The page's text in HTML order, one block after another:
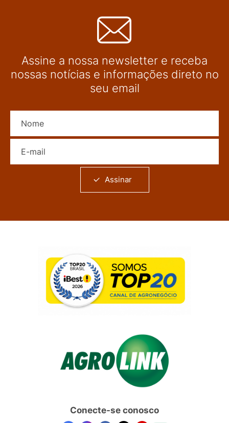
Assine a nossa newsletter e receba
nossas notícias e informações direto no
seu email
Assinar
Conecte-se conosco